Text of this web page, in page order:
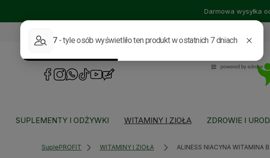
Darmowa wysyłka
SUPLEMENTY I ODŻYWKI WITAMINY I ZIOŁA ZDROWIE I
SuplePROFIT WITAMINY I ZIOŁA ALINESS NIACYNA WITAMINA